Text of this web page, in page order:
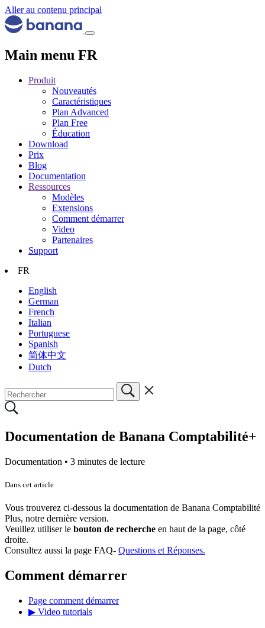
Aller au contenu principal
Main menu FR
Produit
Nouveautés
Caractéristiques
Plan Advanced
Plan Free
Éducation
Download
Prix
Blog
Documentation
Ressources
Modèles
Extensions
Comment démarrer
Video
Partenaires
Support
FR
English
German
French
Italian
Portuguese
Spanish
简体中文
Dutch
Documentation de Banana Comptabilité+
Documentation • 3 minutes de lecture
Dans cet article
Vous trouverez ci-dessous la documentation de Banana Comptabilité
Plus, notre dernière version.
Veuillez utiliser le bouton de recherche en haut de la page, côté
droite.
Consultez aussi la page FAQ- Questions et Réponses.
Comment démarrer
Page comment démarrer
▶ Video tutorials